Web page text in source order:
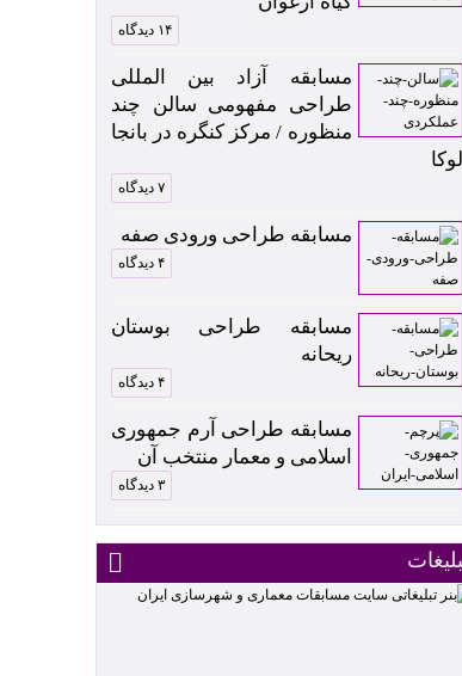
۱۴ دیدگاه
مسابقه آزاد بین المللی
طراحی مفهومی سالن چند
منظوره / مرکز کنگره در بانجا
لوکا
۷ دیدگاه
مسابقه طراحی ورودی صفه
۴ دیدگاه
مسابقه طراحی بوستان
ریحانه
۴ دیدگاه
مسابقه طراحی آرم جمهوری
اسلامی و معمار منتخب آن
۳ دیدگاه